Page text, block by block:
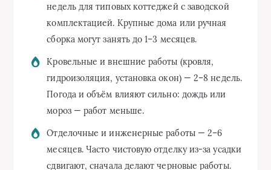
недель для типовых коттеджей с заводской
комплектацией. Крупные дома или ручная
сборка могут занять до 1–3 месяцев.
Кровельные и внешние работы (кровля,
гидроизоляция, установка окон) — 2–8 недель.
Погода и объём влияют сильно: дождь или
мороз — работ меньше.
Отделочные и инженерные работы — 2–6
месяцев. Часто чистовую отделку из-за усадки
сдвигают, сначала делают черновые работы.